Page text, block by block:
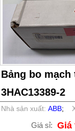
Bảng bo mạch
3HAC13389-2
Nhà sản xuất:ABB;
Giá sỉ: Giá